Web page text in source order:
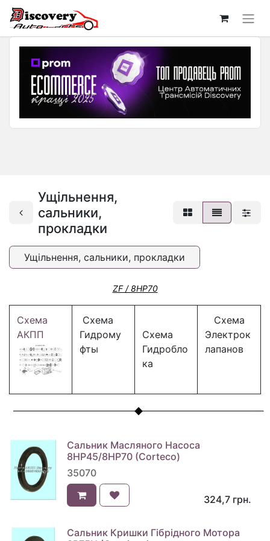
Ущільнення,
сальники,
прокладки
Ущільнення, сальники, прокладки
ZF / 8HP70
Схема
АКПП
Схема
Гидрому
фты
Схема
Гидробло
ка
Схема
Электрок
лапанов
Сальник Масляного Насоса
8HP45/8HP70 (Corteco)
35070
324,7 грн.
Сальник Кришки Гібрідного Мотора